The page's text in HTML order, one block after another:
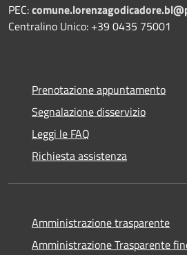
PEC:
Centralino Unico: +39 0435 75001
Prenotazione appuntamento
Segnalazione disservizio
Leggi le FAQ
Richiesta assistenza
Amministrazione trasparente
Amministrazione Trasparente